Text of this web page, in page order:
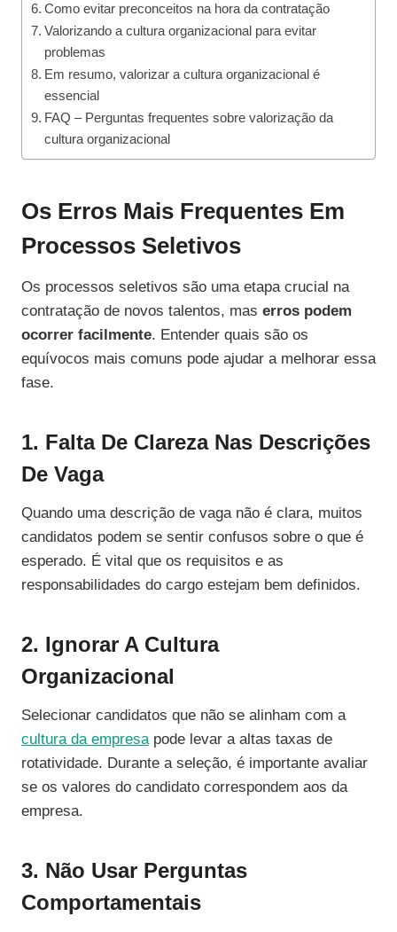
Como evitar preconceitos na hora da contratação
Valorizando a cultura organizacional para evitar
problemas
Em resumo, valorizar a cultura organizacional é
essencial
FAQ – Perguntas frequentes sobre valorização da
cultura organizacional
Os Erros Mais Frequentes Em
Processos Seletivos
Os processos seletivos são uma etapa crucial na
contratação de novos talentos, mas erros podem
ocorrer facilmente. Entender quais são os
equívocos mais comuns pode ajudar a melhorar essa
fase.
1. Falta De Clareza Nas Descrições
De Vaga
Quando uma descrição de vaga não é clara, muitos
candidatos podem se sentir confusos sobre o que é
esperado. É vital que os requisitos e as
responsabilidades do cargo estejam bem definidos.
2. Ignorar A Cultura
Organizacional
Selecionar candidatos que não se alinham com a
cultura da empresapode levar a altas taxas de
rotatividade. Durante a seleção, é importante avaliar
se os valores do candidato correspondem aos da
empresa.
3. Não Usar Perguntas
Comportamentais